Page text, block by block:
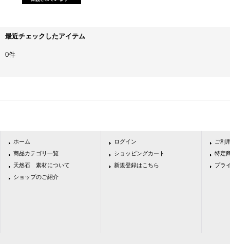
最近チェックしたアイテム
0件
ホーム
商品カテゴリ一覧
天然石 素材について
ショップのご紹介
ログイン
ショッピングカート
新規登録はこちら
ご利
特定
プラ